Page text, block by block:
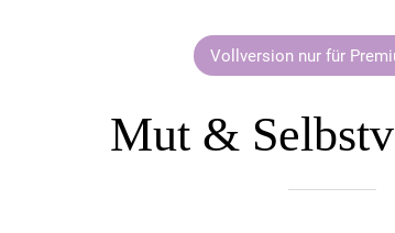
Vollversion nur für
Mut &